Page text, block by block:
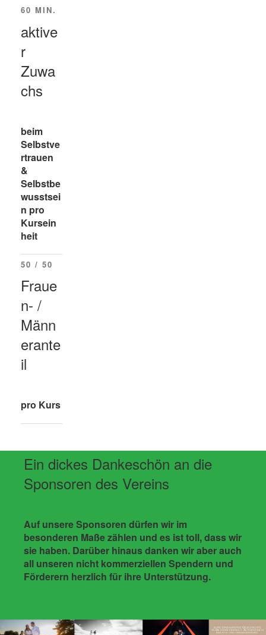
60 MIN.
aktive
r
Zuwa
chs
beim
Selbstve
rtrauen
&
Selbstbe
wusstsei
n pro
Kursein
heit
50 / 50
Fraue
n- /
Männ
erante
il
pro Kurs
Ein dickes Dankeschön an die
Sponsoren des Vereins
Auf unsere Sponsoren dürfen wir im
besonderen Maße zählen und es ist toll, dass wir
sie haben. Darüber hinaus danken wir aber auch
all unseren nicht kommerziellen Spendern und
Förderern herzlich für ihre Unterstützung.